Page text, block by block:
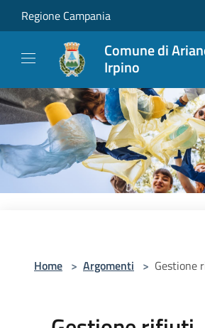
Salta al contenuto principale
Regione Campania
Comune di
Irpino
Home > Argomenti > Gestione